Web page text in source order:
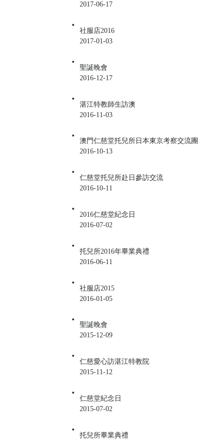
2017-06-17
社服店2016
2017-01-03
聖誕晚會
2016-12-17
湛江特教師生訪澳
2016-11-03
澳門仁慈堂托兒所日本東京考察交流團
2016-10-13
仁慈堂托兒所赴日參訪交流
2016-10-11
2016仁慈堂紀念日
2016-07-02
托兒所2016年畢業典禮
2016-06-11
社服店2015
2016-01-05
聖誕晚會
2015-12-09
仁慈愛心訪湛江特教院
2015-11-12
仁慈堂紀念日
2015-07-02
托兒所畢業典禮